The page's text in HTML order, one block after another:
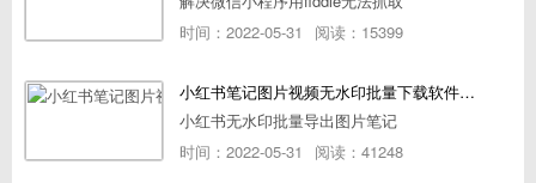
时间：2022-05-31
阅读：15399
小红书笔记图片视频无水印批量下载软件使用教程
小红书无水印批量导出图片笔记
时间：2022-05-31
阅读：41248